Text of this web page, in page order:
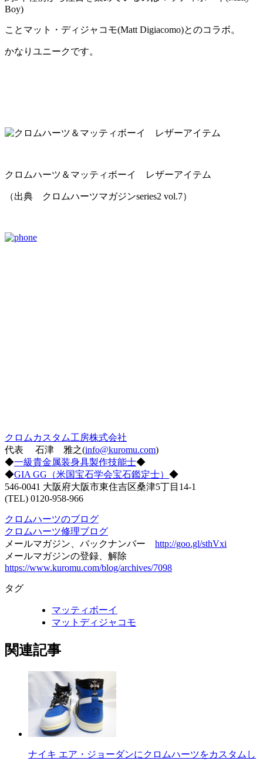
Boy)
ことマット・ディジャコモ(Matt Digiacomo)とのコラボ。
かなりユニークです。
クロムハーツ＆マッティボーイ レザーアイテム
（出典 クロムハーツマガジンseries2 vol.7）
クロムカスタム工房株式会社
代表 石津 雅之(info@kuromu.com)
◆一級貴金属装身具製作技能士◆
◆GIA GG（米国宝石学会宝石鑑定士） ◆
546-0041 大阪府大阪市東住吉区桑津5丁目14-1
(TEL) 0120-958-966
クロムハーツのブログ
クロムハーツ修理ブログ
メールマガジン、バックナンバー http://goo.gl/sthVxi
メールマガジンの登録、解除
https://www.kuromu.com/blog/archives/7098
タグ
マッティボーイ
マットディジャコモ
関連記事
ナイキ エア・ジョーダンにクロムハーツをカスタムし